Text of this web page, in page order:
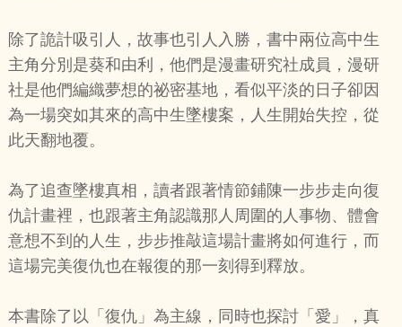
除了詭計吸引人，故事也引人入勝，書中兩位高中生
主角分別是葵和由利，他們是漫畫研究社成員，漫研
社是他們編織夢想的祕密基地，看似平淡的日子卻因
為一場突如其來的高中生墜樓案，人生開始失控，從
此天翻地覆。
為了追查墜樓真相，讀者跟著情節鋪陳一步步走向復
仇計畫裡，也跟著主角認識那人周圍的人事物、體會
意想不到的人生，步步推敲這場計畫將如何進行，而
這場完美復仇也在報復的那一刻得到釋放。
本書除了以「復仇」為主線，同時也探討「愛」，真